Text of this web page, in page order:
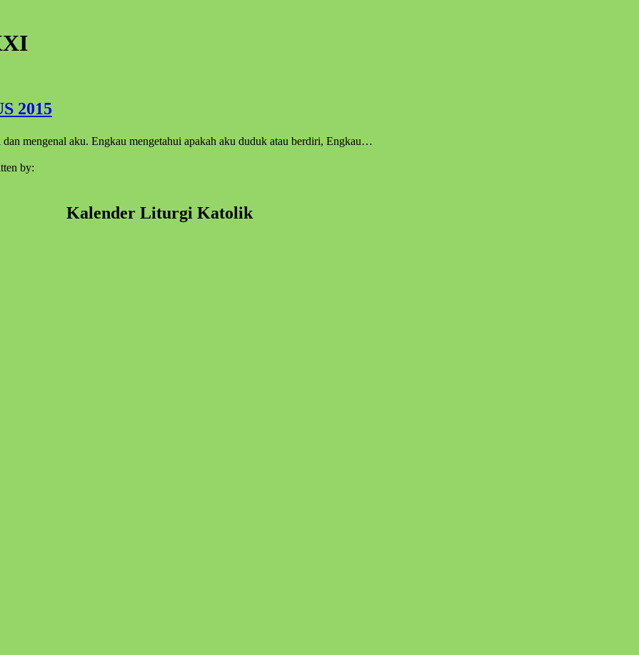
2015
mengenal aku. Engkau mengetahui apakah aku duduk atau berdiri, Engkau…
by:
Kalender Liturgi Katolik